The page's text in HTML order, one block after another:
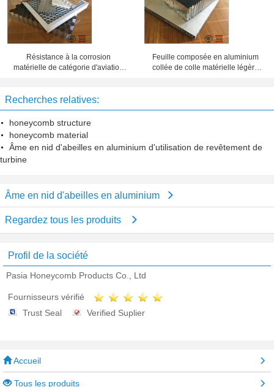
Résistance à la corrosion
matérielle de catégorie d'aviation
Feuille composée en aluminium
collée de colle matérielle légère
Recherches relatives:
honeycomb structure
honeycomb material
Âme en nid d'abeilles en aluminium d'utilisation de revêtement de
turbine
Âme en nid d'abeilles en aluminium
Regardez tous les produits
Profil de la société
Pasia Honeycomb Products Co., Ltd
Fournisseurs vérifié
Trust Seal
Verified Suplier
Accueil
Tous les produits